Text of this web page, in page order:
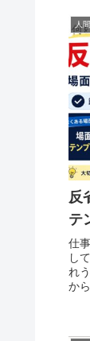
人
反
テ
仕
し
れ
か